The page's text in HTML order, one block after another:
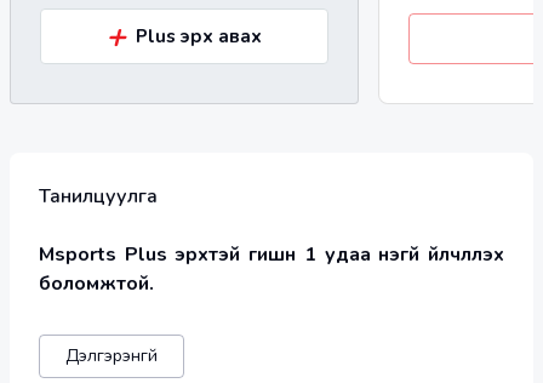
+ Plus эрх авах
Танилцуулга
Msports Plus эрхтэй гишүүн 1 удаа үнэгүй үйлчлүүлэх
боломжтой.
CLIMB PARTNER
Дэлгэрэнгүй